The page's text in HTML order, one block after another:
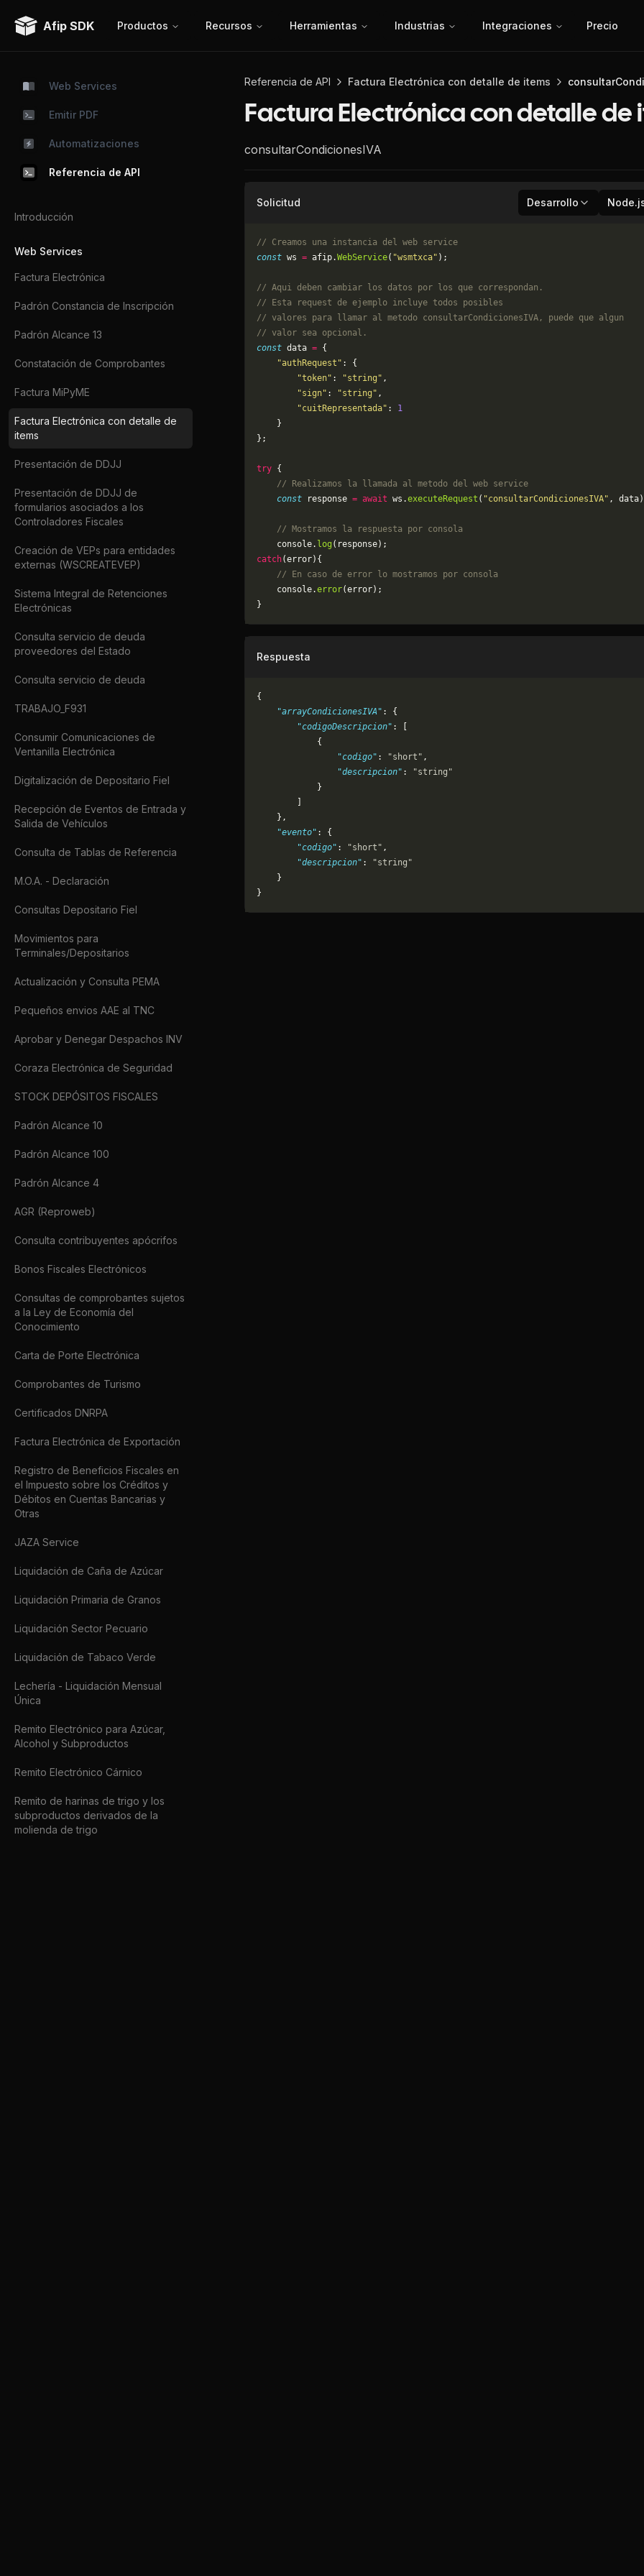
Afip SDK Productos Recursos Herramientas Industrias Integraciones Precio
Web Services
Emitir PDF
Automatizaciones
Referencia de API
Introducción
Web Services
Factura Electrónica
Padrón Constancia de Inscripción
Padrón Alcance 13
Constatación de Comprobantes
Factura MiPyME
Factura Electrónica con detalle de
items
Presentación de DDJJ
Presentación de DDJJ de
formularios asociados a los
Controladores Fiscales
Creación de VEPs para entidades
externas (WSCREATEVEP)
Sistema Integral de Retenciones
Electrónicas
Consulta servicio de deuda
proveedores del Estado
Consulta servicio de deuda
TRABAJO_F931
Consumir Comunicaciones de
Ventanilla Electrónica
Digitalización de Depositario Fiel
Recepción de Eventos de Entrada y
Salida de Vehículos
Consulta de Tablas de Referencia
M.O.A. - Declaración
Consultas Depositario Fiel
Movimientos para
Terminales/Depositarios
Actualización y Consulta PEMA
Pequeños envios AAE al TNC
Aprobar y Denegar Despachos INV
Coraza Electrónica de Seguridad
STOCK DEPÓSITOS FISCALES
Padrón Alcance 10
Padrón Alcance 100
Padrón Alcance 4
AGR (Reproweb)
Consulta contribuyentes apócrifos
Bonos Fiscales Electrónicos
Consultas de comprobantes sujetos
a la Ley de Economía del
Conocimiento
Carta de Porte Electrónica
Comprobantes de Turismo
Certificados DNRPA
Factura Electrónica de Exportación
Registro de Beneficios Fiscales en
el Impuesto sobre los Créditos y
Débitos en Cuentas Bancarias y
Otras
JAZA Service
Liquidación de Caña de Azúcar
Liquidación Primaria de Granos
Liquidación Sector Pecuario
Liquidación de Tabaco Verde
Lechería - Liquidación Mensual
Única
Remito Electrónico para Azúcar,
Alcohol y Subproductos
Remito Electrónico Cárnico
Remito de harinas de trigo y los
subproductos derivados de la
molienda de trigo
Referencia de API Factura Electrónica con detalle de items
Factura Electrónica con detalle de
consultarCondicionesIVA
Solicitud Desarrollo
// Creamos una instancia del web service
const ws = afip.WebService( "wsmtxca" );
// Aqui deben cambiar los datos por los que correspondan.
// Esta request de ejemplo incluye todos posibles
// valores para llamar al metodo consultarCondicionesIVA, puede que algun
// valor sea opcional.
const data = {
    "authRequest"
: {
        "token"
: "string" ,
        "sign"
: "string" ,
        "cuitRepresentada"
: 1
    }
};
try {
    // Realizamos la llamada al metodo del web service
    const
response = await ws.executeRequest ( "consultarCondicionesIVA" ,
    // Mostramos la respuesta por consola
    console.
log (response);
catch(error){
    // En caso de error lo mostramos por consola
	console.
error(error);
}
Respuesta
{
    "arrayCondicionesIVA"
: {
        "codigoDescripcion"
: [
            {
                "codigo"
: "short" ,
                "descripcion"
:
"string"
            }
    },
    "evento"
: {
        "codigo"
: "short" ,
        "descripcion"
:
"string"
    }
}